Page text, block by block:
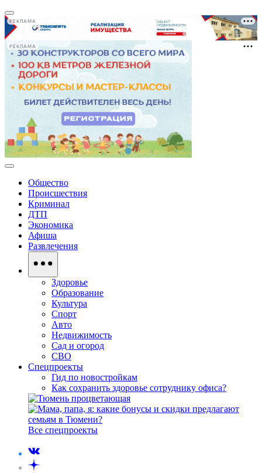
РЕКЛАМА
РЕКЛАМА
Общество
Происшествия
Криминал
ДТП
Экономика
Афиша
Развлечения
Здоровье
Образование
Культура
Спорт
Авто
Недвижимость
Сад и огород
СВО
Спецпроекты
Гид по новостройкам
Как сохранить здоровье сотруднику офиса?
Все спецпроекты